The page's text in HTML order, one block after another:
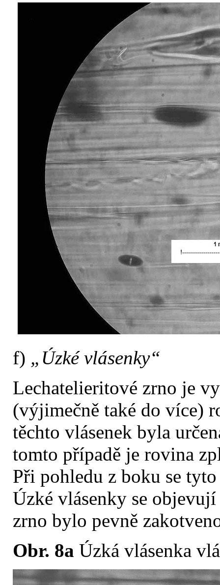
f) „Úzké vlásenky“
Lechatelieritové zrno je
(výjimečně také do více)
těchto vlásenek byla
tomto případě je rovina
Při pohledu z boku se
Úzké vlásenky se
zrno bylo pevně
Obr. 8a Úzká vlásenka